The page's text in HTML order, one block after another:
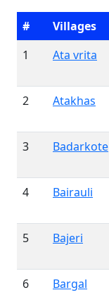
# Villages
1
Ata vrita
2 Atakhas
3 Badarkote
4 Bairauli
5 Bajeri
6 Bargal